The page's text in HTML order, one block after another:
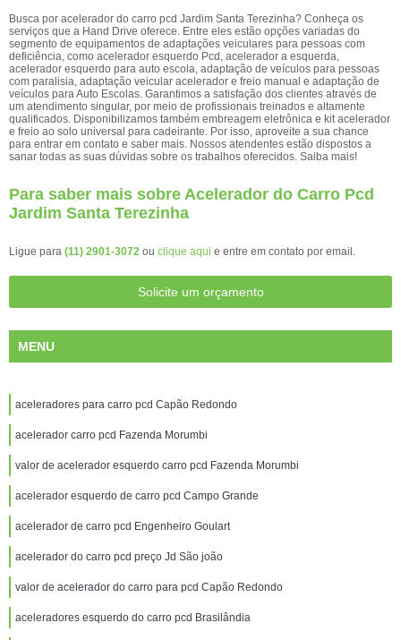
Busca por acelerador do carro pcd Jardim Santa Terezinha? Conheça os
serviços que a Hand Drive oferece. Entre eles estão opções variadas do
segmento de equipamentos de adaptações veiculares para pessoas com
deficiência, como acelerador esquerdo Pcd, acelerador a esquerda,
acelerador esquerdo para auto escola, adaptação de veículos para pessoas
com paralisia, adaptação veicular acelerador e freio manual e adaptação de
veículos para Auto Escolas. Garantimos a satisfação dos clientes através de
um atendimento singular, por meio de profissionais treinados e altamente
qualificados. Disponibilizamos também embreagem eletrônica e kit acelerador
e freio ao solo universal para cadeirante. Por isso, aproveite a sua chance
para entrar em contato e saber mais. Nossos atendentes estão dispostos a
sanar todas as suas dúvidas sobre os trabalhos oferecidos. Saiba mais!
Para saber mais sobre Acelerador do Carro Pcd
Jardim Santa Terezinha
Ligue para (11) 2901-3072 ou clique aqui e entre em contato por email.
Solicite um orçamento
MENU
aceleradores para carro pcd Capão Redondo
acelerador carro pcd Fazenda Morumbi
valor de acelerador esquerdo carro pcd Fazenda Morumbi
acelerador esquerdo de carro pcd Campo Grande
acelerador de carro pcd Engenheiro Goulart
acelerador do carro pcd preço Jd São joão
valor de acelerador do carro para pcd Capão Redondo
aceleradores esquerdo do carro pcd Brasilândia